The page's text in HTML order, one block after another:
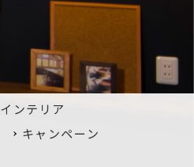
インテリア
キャンペーン